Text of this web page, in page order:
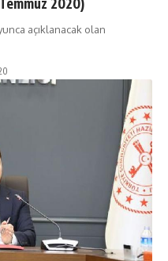
açıklanacak olan